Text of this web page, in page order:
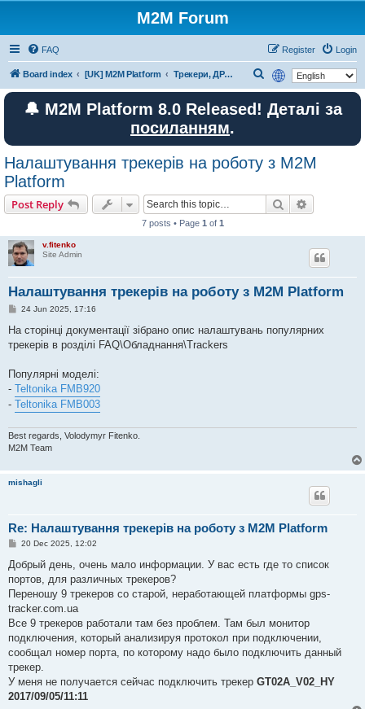
M2M Forum
FAQ Login
Register
Board index [UK] M2M Platform Трекери, ДРП, лічильники пального та інше обладнання
e
a
h
🔔 M2M Platform 8.0 Released! Деталі за
посиланням.
Налаштування трекерів на роботу з M2M
Platform
Post Reply Search
7 posts • Page 1 of 1
v.fitenko
Site Admin
Налаштування трекерів на роботу з M2M Platform
P
s
24 Jun 2025, 17:16
На сторінці документації зібрано опис налаштувань популярних
трекерів в розділі FAQ\Обладнання\Trackers
Популярні моделі:
- Teltonika FMB920
- Teltonika FMB003
Best regards, Volodymyr Fitenko.
M2M Team
mishagli
Re: Налаштування трекерів на роботу з M2M Platform
P
s
20 Dec 2025, 12:02
Добрый день, очень мало информации. У вас есть где то список
портов, для различных трекеров?
Переношу 9 трекеров со старой, неработающей платформы gps-
tracker.com.ua
Все 9 трекеров работали там без проблем. Там был монитор
подключения, который анализируя протокол при подключении,
сообщал номер порта, по которому надо было подключить данный
трекер.
У меня не получается сейчас подключить трекер GT02A_V02_HY
2017/09/05/11:11